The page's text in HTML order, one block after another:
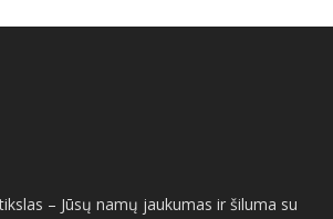
– Jūsų namų jaukumas ir šiluma su